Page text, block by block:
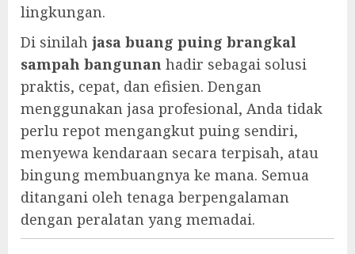
lingkungan.
Di sinilah jasa buang puing brangkal
sampah bangunan hadir sebagai solusi
praktis, cepat, dan efisien. Dengan
menggunakan jasa profesional, Anda tidak
perlu repot mengangkut puing sendiri,
menyewa kendaraan secara terpisah, atau
bingung membuangnya ke mana. Semua
ditangani oleh tenaga berpengalaman
dengan peralatan yang memadai.